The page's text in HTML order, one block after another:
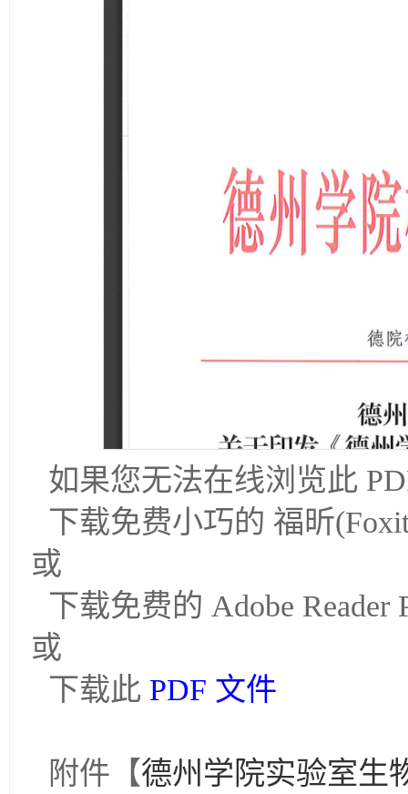
如果您无法在线浏览此
下载免费小巧的 福昕
或
下载免费的 Adobe
或
下载此 PDF 文件
附件【德州学院实验室生